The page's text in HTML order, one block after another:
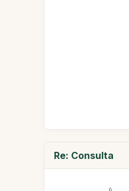
Re: Consulta